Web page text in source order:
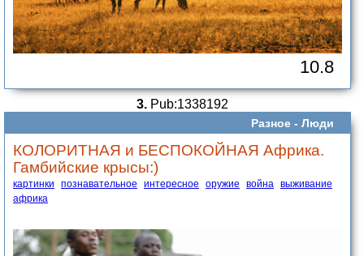
10.8
3.Pub:1338192
Разное - Люди
КОЛОРИТНАЯ и БЕСПОКОЙНАЯ Африка.
Гамбийские крысы:)
картинки познавательное интересное оружие война выживание
африка